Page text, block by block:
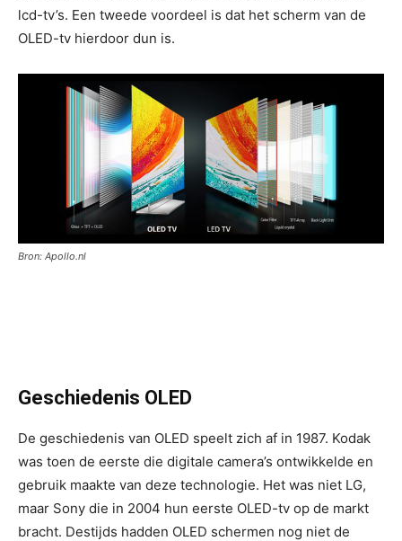
lcd-tv’s. Een tweede voordeel is dat het scherm van de
OLED-tv hierdoor dun is.
Bron: Apollo.nl
Geschiedenis OLED
De geschiedenis van OLED speelt zich af in 1987. Kodak
was toen de eerste die digitale camera’s ontwikkelde en
gebruik maakte van deze technologie. Het was niet LG,
maar Sony die in 2004 hun eerste OLED-tv op de markt
bracht. Destijds hadden OLED schermen nog niet de